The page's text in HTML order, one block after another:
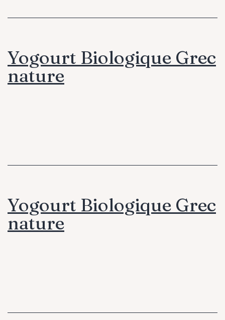
Yogourt Biologique Grec
nature
Yogourt Biologique Grec
nature